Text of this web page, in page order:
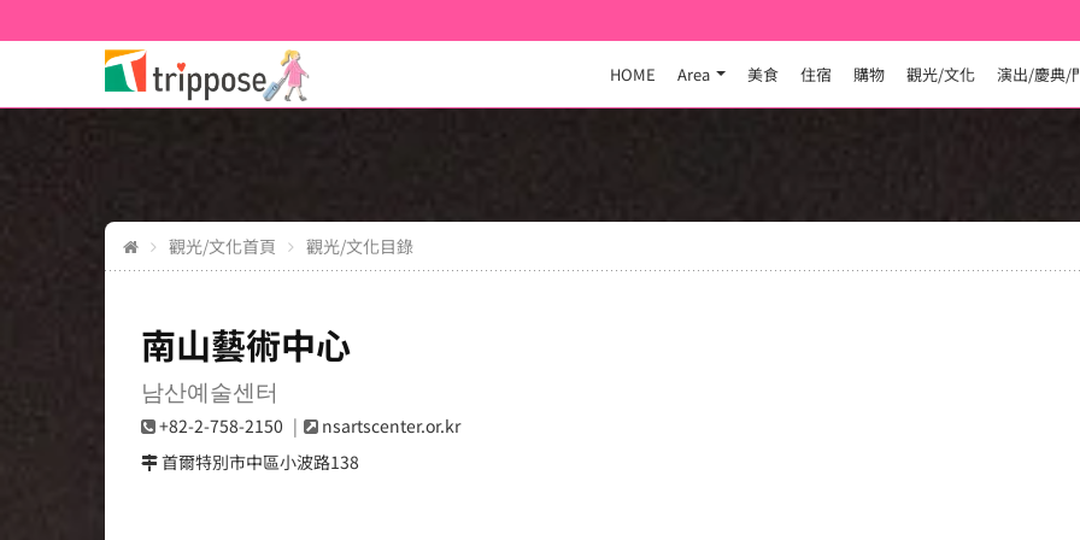
HOME Area 美食 住宿 購物 觀光/文化 演出/慶典/
觀光/文化首頁 觀光/文化目錄
南山藝術中心
남산예술센터
+82-2-758-2150
nsartscenter.or.kr
首爾特別市中區小波路138